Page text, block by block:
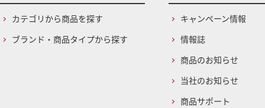
カテゴリから商品を探す
ブランド・商品タイプから探す
キャンペーン情報
情報誌
商品のお知らせ
当社のお知らせ
商品サポート